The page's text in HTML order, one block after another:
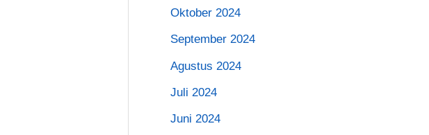
Oktober 2024
September 2024
Agustus 2024
Juli 2024
Juni 2024